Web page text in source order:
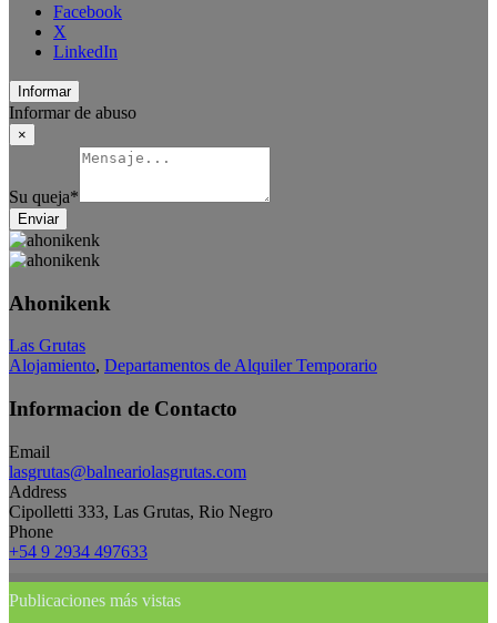
Facebook
X
LinkedIn
Informar
Informar de abuso
×
Su queja*
Enviar
Ahonikenk
Las Grutas
Alojamiento, Departamentos de Alquiler Temporario
Informacion de Contacto
Email
lasgrutas@balneariolasgrutas.com
Address
Cipolletti 333, Las Grutas, Rio Negro
Phone
+54 9 2934 497633
Publicaciones más vistas